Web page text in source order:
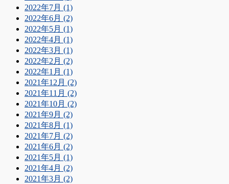
2022年7月 (1)
2022年6月 (2)
2022年5月 (1)
2022年4月 (1)
2022年3月 (1)
2022年2月 (2)
2022年1月 (1)
2021年12月 (2)
2021年11月 (2)
2021年10月 (2)
2021年9月 (2)
2021年8月 (1)
2021年7月 (2)
2021年6月 (2)
2021年5月 (1)
2021年4月 (2)
2021年3月 (2)